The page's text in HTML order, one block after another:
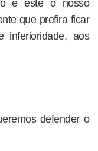
é este o nosso
que prefira ficar
inferioridade, aos
defender o